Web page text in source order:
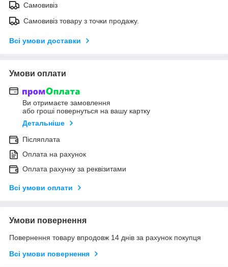
Самовивіз
Самовивіз товару з точки продажу.
Всі умови доставки
Умови оплати
Ви отримаєте замовлення
або гроші повернуться на вашу картку
Детальніше
Післяплата
Оплата на рахунок
Оплата рахунку за реквізитами
Всі умови оплати
Умови повернення
Повернення товару впродовж 14 днів за рахунок покупця
Всі умови повернення